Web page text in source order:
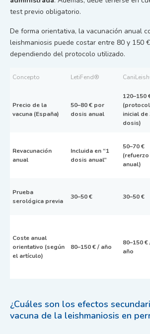
test previo obligatorio.
De forma orientativa, la vacunación anual
leishmaniosis puede costar entre 80 y 150
dependiendo del protocolo utilizado.
Concepto LetiFend®
Precio de la
vacuna (España)
50–80 € por
dosis anual
120–150
inicial de
dosis)
Revacunación
anual
Incluida en “1
dosis anual”
50–70 €
(refuerzo
anual)
Prueba
serológica previa
30–50 € 30–50 €
Coste anual
orientativo (según
el artículo)
80–150 € / año
80–150 €
año
¿Cuáles son los efectos
vacuna de la leishmaniosis en